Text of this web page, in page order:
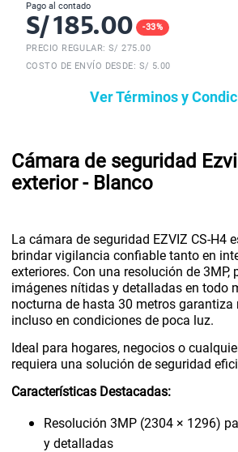
Pago al contado
S/185.00 -33%
PRECIO REGULAR: S/275.00
COSTO DE ENVÍO DESDE: S/ 5.00
Ver Términos y
Cámara de seguridad
exterior - Blanco
La cámara de seguridad EZVIZ CS-H4
brindar vigilancia confiable tanto en
exteriores. Con una resolución de 3MP,
imágenes nítidas y detalladas en todo
nocturna de hasta 30 metros
incluso en condiciones de poca luz.
Ideal para hogares, negocios o
requiera una solución de seguridad
Características Destacadas:
Resolución 3MP (2304 × 1296)
y detalladas